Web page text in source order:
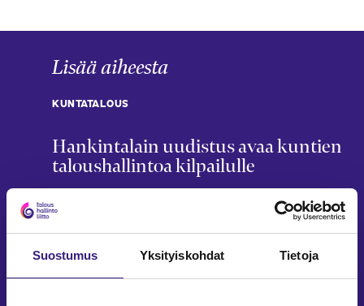
Suostumus Yksityiskohdat Tietoja
Lisää aiheesta
KUNTATALOUS
Hankintalain uudistus avaa kuntien
taloushallintoa kilpailulle
27.5.2026
Testaa tietosi kuntien ja
hyvinvointialueiden kirjanpidosta ja